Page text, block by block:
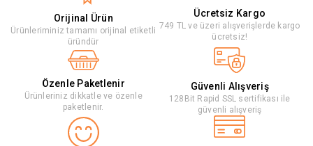
Orijinal Ürün
Ürünleriminiz tamamı orijinal etiketli
üründür
Ücretsiz Kargo
749 TL ve üzeri alışverişlerde kargo
ücretsiz!
Özenle Paketlenir
Ürünleriniz dikkatle ve özenle
paketlenir.
Güvenli Alışveriş
128Bit Rapid SSL sertifikası ile
güvenli alışveriş